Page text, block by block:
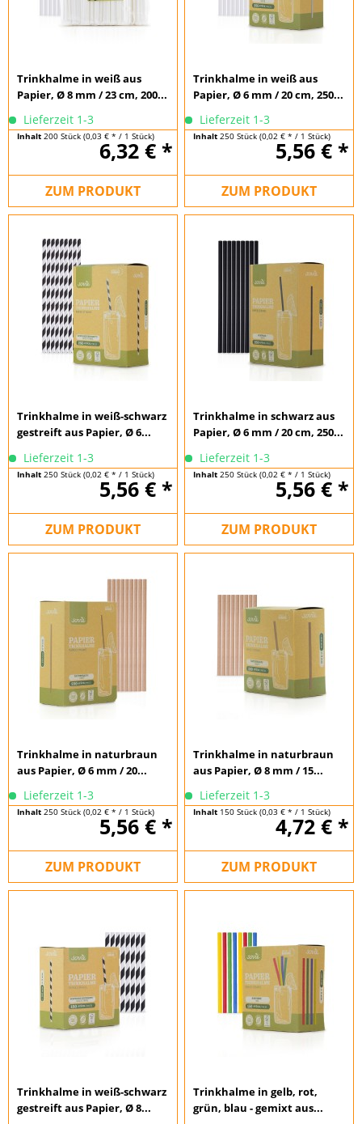
Trinkhalme in weiß aus
Papier, Ø 8 mm / 23 cm, 200...
Lieferzeit 1-3
Inhalt200 Stück(0,03 € * / 1 Stück)
6,32 € *
ZUM PRODUKT
Trinkhalme in weiß aus
Papier, Ø 6 mm / 20 cm, 250...
Lieferzeit 1-3
Inhalt250 Stück(0,02 € * / 1 Stück)
5,56 € *
ZUM PRODUKT
Trinkhalme in weiß-schwarz
gestreift aus Papier, Ø 6...
Lieferzeit 1-3
Inhalt250 Stück(0,02 € * / 1 Stück)
5,56 € *
ZUM PRODUKT
Trinkhalme in schwarz aus
Papier, Ø 6 mm / 20 cm, 250...
Lieferzeit 1-3
Inhalt250 Stück(0,02 € * / 1 Stück)
5,56 € *
ZUM PRODUKT
Trinkhalme in naturbraun
aus Papier, Ø 6 mm / 20...
Lieferzeit 1-3
Inhalt250 Stück(0,02 € * / 1 Stück)
5,56 € *
ZUM PRODUKT
Trinkhalme in naturbraun
aus Papier, Ø 8 mm / 15...
Lieferzeit 1-3
Inhalt 150 Stück(0,03 € * / 1 Stück)
4,72 € *
ZUM PRODUKT
Trinkhalme in weiß-schwarz
gestreift aus Papier, Ø 8...
Trinkhalme in gelb, rot,
grün, blau - gemixt aus...